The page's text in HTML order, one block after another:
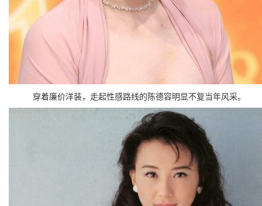
穿着廉价洋装，走起性感路线的陈德容明显不复当年风采。